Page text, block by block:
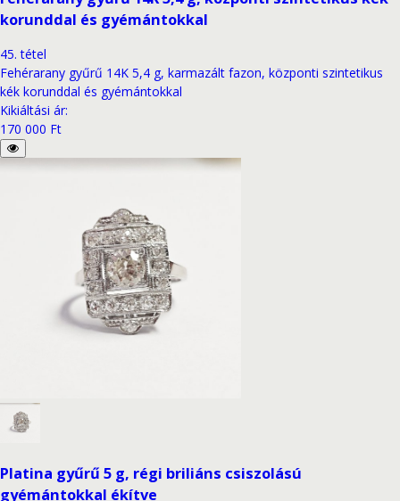
korunddal és gyémántokkal
45. tétel
Fehérarany gyűrű 14K 5,4 g, karmazált fazon, központi szintetikus
kék korunddal és gyémántokkal
Kikiáltási ár:
170 000 Ft
Platina gyűrű 5 g, régi briliáns csiszolású
gyémántokkal ékítve